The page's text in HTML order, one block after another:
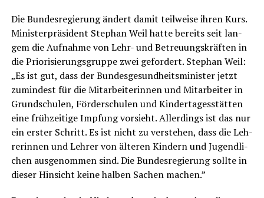
Die Bun­des­re­gie­rung ändert damit teil­wei­se ihren Kurs.
Minis­ter­prä­si­dent Ste­phan Weil hat­te bereits seit lan­
gem die Auf­nah­me von Lehr- und Betreu­ungs­kräf­ten in
die Prio­ri­sie­rungs­grup­pe zwei gefor­dert. Ste­phan Weil:
„Es ist gut, dass der Bun­des­ge­sund­heits­mi­nis­ter jetzt
zumin­dest für die Mit­ar­bei­te­rin­nen und Mit­ar­bei­ter in
Grund­schu­len, För­der­schu­len und Kin­der­ta­ges­stät­ten
eine früh­zei­ti­ge Imp­fung vor­sieht. Aller­dings ist das nur
ein ers­ter Schritt. Es ist nicht zu ver­ste­hen, dass die Leh­
re­rin­nen und Leh­rer von älte­ren Kin­dern und Jugend­li­
chen aus­ge­nom­men sind. Die Bun­des­re­gie­rung soll­te in
die­ser Hin­sicht kei­ne hal­ben Sachen machen.”